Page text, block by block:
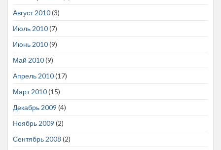
Август 2010(3)
Июль 2010(7)
Июнь 2010(9)
Май 2010(9)
Апрель 2010(17)
Март 2010(15)
Декабрь 2009 (4)
Ноябрь 2009 (2)
Сентябрь 2008 (2)